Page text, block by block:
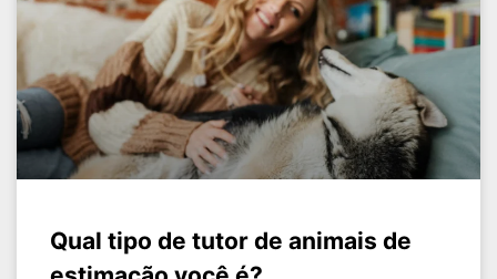
Qual tipo de tutor de animais de